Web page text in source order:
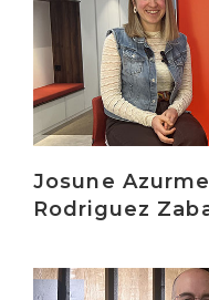
Josune
Rodriguez
Irakurri